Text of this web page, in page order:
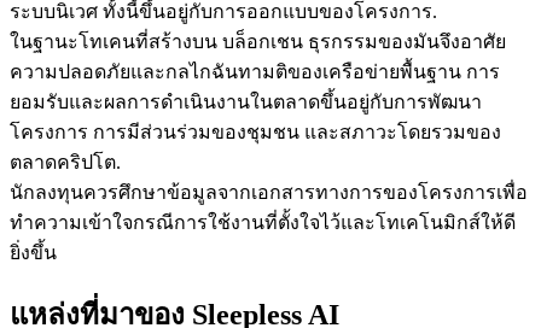
เป็นเทรดเดอร์คัดลอก
เพลิดเพลินกับการแบ่งปันผลกำไรและค่าคอมมิชชั่นการคัด
ระบบนิเวศ ทั้งนี้ขึ้นอยู่กับการออกแบบของโครงการ.
ในฐานะโทเคนที่สร้างบน บล็อกเชน ธุรกรรมของมันจึงอาศัย
ความปลอดภัยและกลไกฉันทามติของเครือข่ายพื้นฐาน การ
ยอมรับและผลการดำเนินงานในตลาดขึ้นอยู่กับการพัฒนา
โครงการ การมีส่วนร่วมของชุมชน และสภาวะโดยรวมของ
ตลาดคริปโต.
นักลงทุนควรศึกษาข้อมูลจากเอกสารทางการของโครงการเพื่อ
ทำความเข้าใจกรณีการใช้งานที่ตั้งใจไว้และโทเคโนมิกส์ให้ดี
ยิ่งขึ้น
แหล่งที่มาของ Sleepless AI